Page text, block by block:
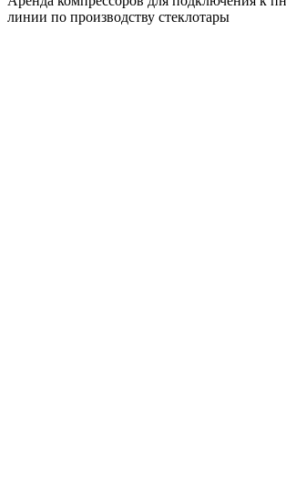
линии по производству стеклотары